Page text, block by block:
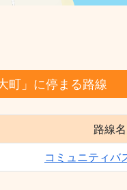
町」に停まる路線
路線名
コミュニティバ